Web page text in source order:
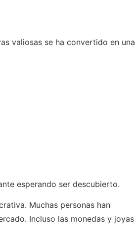
valiosas se ha convertido en una
esperando ser descubierto.
Muchas personas han
Incluso las monedas y joyas